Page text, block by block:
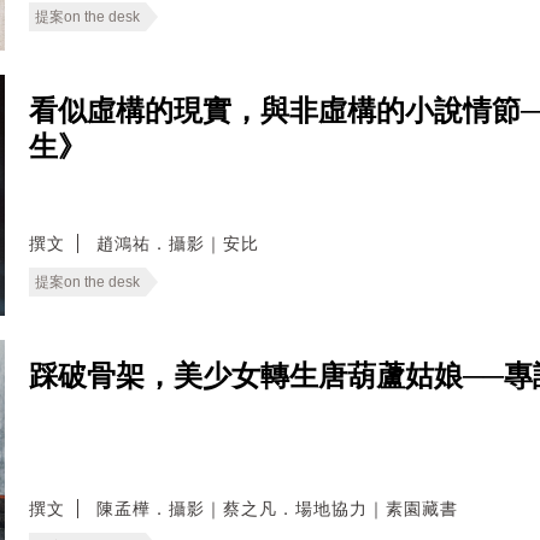
提案on the desk
看似虛構的現實，與非虛構的小說情
生》
撰文 趙鴻祐．攝影｜安比
提案on the desk
踩破骨架，美少女轉生唐葫蘆姑娘──
撰文 陳孟樺．攝影｜蔡之凡．場地協力｜素園藏書